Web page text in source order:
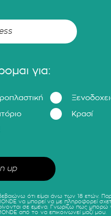
για:
Κρασί
ότι είμαι άνω των 18 ετών.
να μπορεί να με πληροφορεί
σε εμένα. Γνωρίζω πως μπορώ
από το να επικοινωνεί μαζί μου.